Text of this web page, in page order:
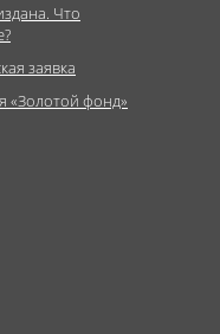
Что
заявка
«Золотой фонд»